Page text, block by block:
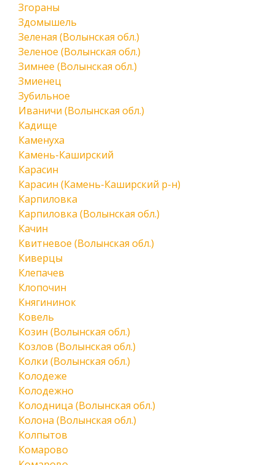
Згораны
Здомышель
Зеленая (Волынская обл.)
Зеленое (Волынская обл.)
Зимнее (Волынская обл.)
Змиенец
Зубильное
Иваничи (Волынская обл.)
Кадище
Каменуха
Камень-Каширский
Карасин
Карасин (Камень-Каширский р-н)
Карпиловка
Карпиловка (Волынская обл.)
Качин
Квитневое (Волынская обл.)
Киверцы
Клепачев
Клопочин
Княгининок
Ковель
Козин (Волынская обл.)
Козлов (Волынская обл.)
Колки (Волынская обл.)
Колодеже
Колодежно
Колодница (Волынская обл.)
Колона (Волынская обл.)
Колпытов
Комарово